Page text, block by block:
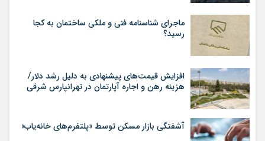
ماجرای شناسنامه‌ فنی و ملکی ساختمان به کجا
رسید؟
افزایش قیمت‌های پیشنهادی به دلیل رشد دلار/
هزینه رهن و اجاره آپارتمان در تهرانپارس شرقی
آشفتگی بازار مسکن توسط «پلتفرم‌های خانه‌یاب»